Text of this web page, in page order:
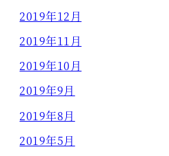
2019年12月
2019年11月
2019年10月
2019年9月
2019年8月
2019年5月